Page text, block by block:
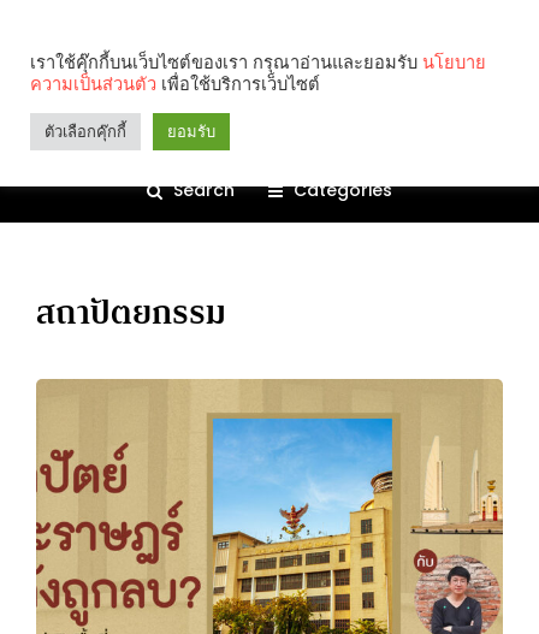
Search Categories
สถาปัตยกรรม
เราใช้คุ๊กกี้บนเว็บไซต์ของเรา กรุณาอ่านและยอมรับ นโยบาย
ความเป็นส่วนตัว เพื่อใช้บริการเว็บไซต์
ตัวเลือกคุ๊กกี้ ยอมรับ